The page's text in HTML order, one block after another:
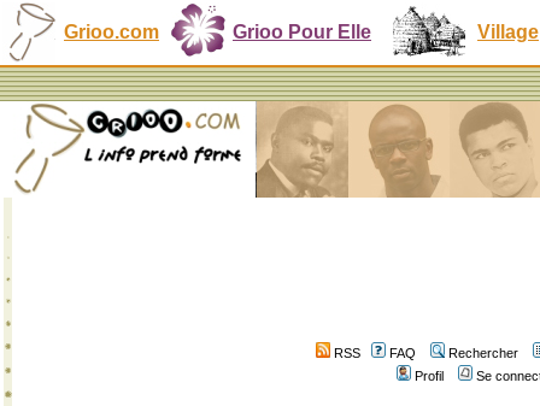
Grioo.com Grioo Pour Elle Village
RSS FAQ
Rechercher
Profil
Se